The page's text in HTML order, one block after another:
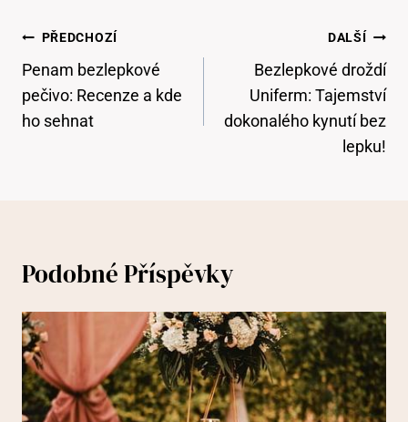
Navigace
Pro
Příspěvek
PŘEDCHOZÍ
Penam bezlepkové
pečivo: Recenze a kde
ho sehnat
DALŠÍ
Bezlepkové droždí
Uniferm: Tajemství
dokonalého kynutí bez
lepku!
Podobné Příspěvky